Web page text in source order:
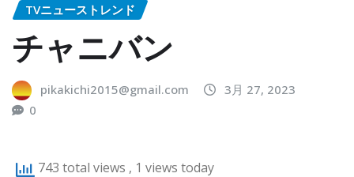
TVニューストレンド
チャニバン
pikakichi2015@gmail.com
3月 27, 2023
0
743 total views , 1 views today